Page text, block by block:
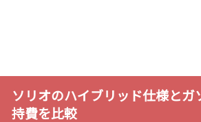
ソリオのハイブリッド仕様とガ
持費を比較